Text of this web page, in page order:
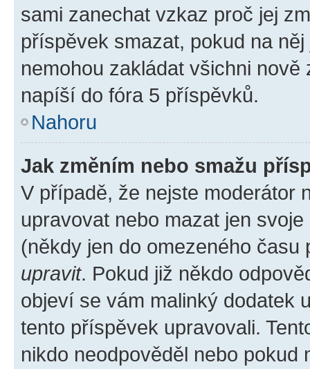
sami zanechat vzkaz proč jej
příspěvek smazat, pokud na
nemohou zakládat všichni
napíší do fóra 5 příspěvků.
Nahoru
Jak změním nebo smažu
V případě, že nejste moderátor
upravovat nebo mazat jen
(někdy jen do omezeného
upravit. Pokud již někdo
objeví se vám malinký dodatek
tento příspěvek upravovali.
nikdo neodpověděl nebo pokud